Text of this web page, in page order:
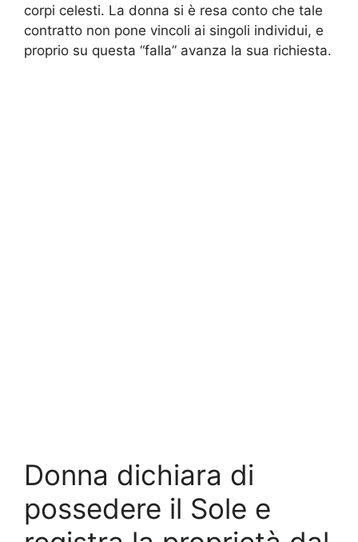
corpi celesti. La donna si è resa conto che tale
contratto non pone vincoli ai singoli individui, e
proprio su questa “falla” avanza la sua richiesta.
Donna dichiara di
possedere il Sole e